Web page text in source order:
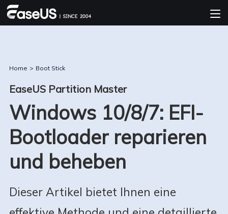
Home > Boot Stick
EaseUS Partition Master
Windows 10/8/7: EFI-
Bootloader reparieren
und beheben
Dieser Artikel bietet Ihnen eine